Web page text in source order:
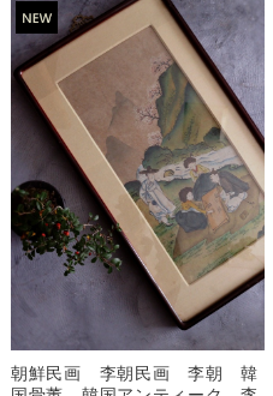
朝鮮民画 李朝民画 李朝 韓